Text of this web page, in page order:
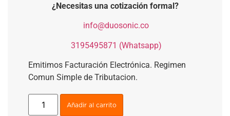
¿Necesitas una cotización formal?
info@duosonic.co
3195495871 (Whatsapp)
Emitimos Facturación Electrónica. Regimen
Comun Simple de Tributacion.
Añadir al carrito